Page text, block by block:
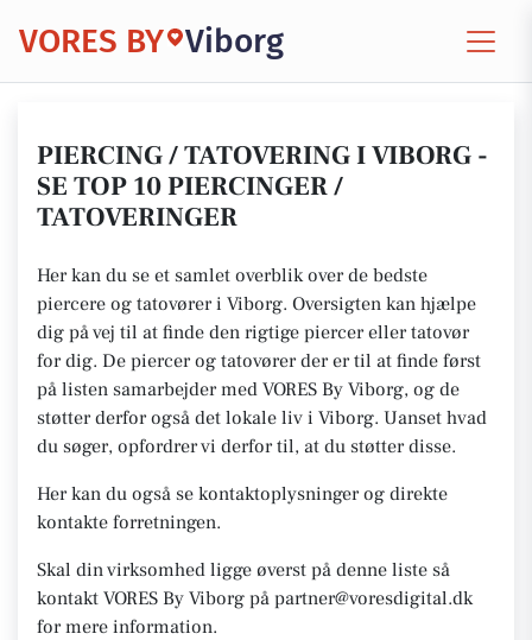
VORES BY Viborg
PIERCING / TATOVERING I VIBORG -
SE TOP 10 PIERCINGER /
TATOVERINGER
Her kan du se et samlet overblik over de bedste
piercere og tatovører i Viborg. Oversigten kan hjælpe
dig på vej til at finde den rigtige piercer eller tatovør
for dig. De piercer og tatovører der er til at finde først
på listen samarbejder med VORES By Viborg, og de
støtter derfor også det lokale liv i Viborg. Uanset hvad
du søger, opfordrer vi derfor til, at du støtter disse.
Her kan du også se kontaktoplysninger og direkte
kontakte forretningen.
Skal din virksomhed ligge øverst på denne liste så
kontakt VORES By Viborg på partner@voresdigital.dk
for mere information.